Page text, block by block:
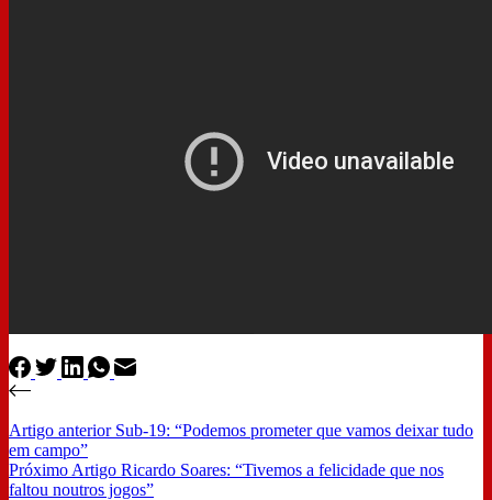
Resultados Sub 15
Resultados Sub 14
Artigo anterior Sub-19: “Podemos prometer que vamos deixar tudo
em campo”
Próximo Artigo Ricardo Soares: “Tivemos a felicidade que nos
faltou noutros jogos”